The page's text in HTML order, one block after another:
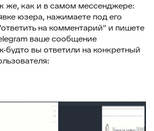
же, как и в самом мессенджере:
юзера, нажимаете под его
на комментарий" и пишете
ваше сообщение
будто вы ответили на конкретный